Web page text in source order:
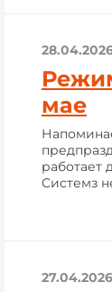
мае
работает
Системз
27.04.2026